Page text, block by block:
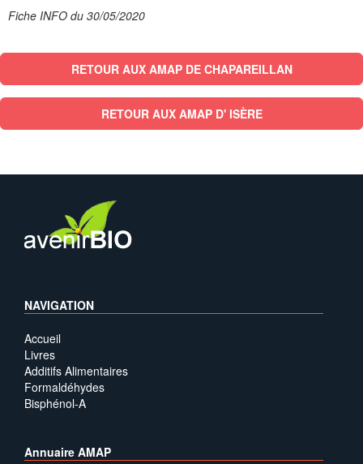
Fiche INFO du 30/05/2020
RETOUR AUX AMAP DE CHAPAREILLAN
RETOUR AUX AMAP D' ISÈRE
NAVIGATION
Accueil
Livres
Additifs Alimentaires
Formaldéhydes
Bisphénol-A
Annuaire AMAP